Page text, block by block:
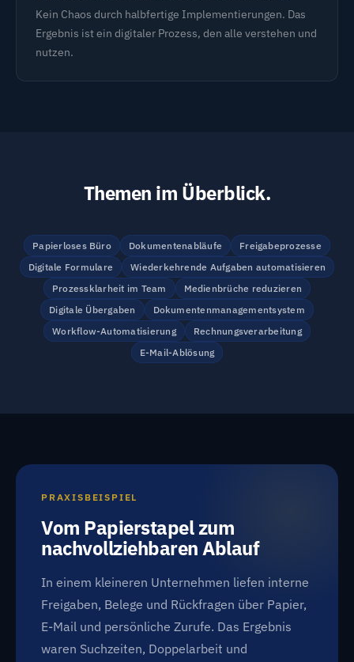
Kein Chaos durch halbfertige Implementierungen. Das
Ergebnis ist ein digitaler Prozess, den alle verstehen und
nutzen.
Themen im Überblick.
Papierloses Büro Dokumentenabläufe
Freigabeprozesse
Digitale Formulare
Wiederkehrende Aufgaben automatisieren
Prozessklarheit im Team
Medienbrüche reduzieren
Digitale Übergaben
Dokumentenmanagementsystem
Workflow-Automatisierung
Rechnungsverarbeitung
E-Mail-Ablösung
PRAXISBEISPIEL
Vom Papierstapel zum
nachvollziehbaren Ablauf
In einem kleineren Unternehmen liefen interne
Freigaben, Belege und Rückfragen über Papier,
E-Mail und persönliche Zurufe. Das Ergebnis
waren Suchzeiten, Doppelarbeit und